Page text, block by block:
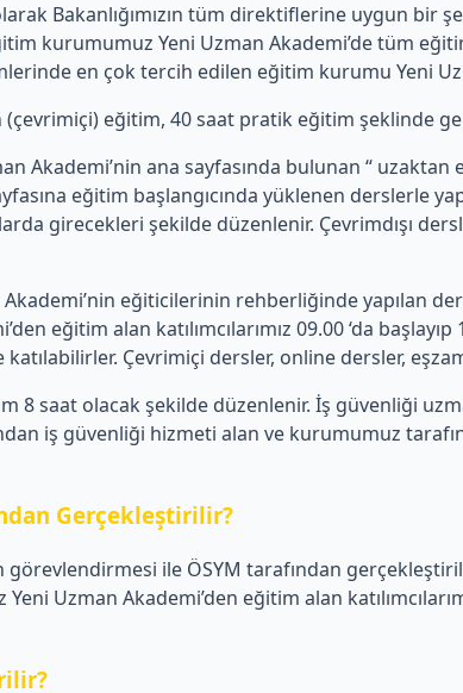
Bakanlığımızın tüm direktiflerine uygun bir
kurumumuz Yeni Uzman Akademi’de tüm
en çok tercih edilen eğitim kurumu Yeni
(çevrimiçi) eğitim, 40 saat pratik eğitim şeklinde
Akademi’nin ana sayfasında bulunan “ uzaktan
eğitim başlangıcında yüklenen derslerle
girecekleri şekilde düzenlenir. Çevrimdışı
eğiticilerinin rehberliğinde yapılan
eğitim alan katılımcılarımız 09.00 ‘da
Çevrimiçi dersler, online dersler,
8 saat olacak şekilde düzenlenir. İş güvenliği
iş güvenliği hizmeti alan ve kurumumuz
Gerçekleştirilir?
görevlendirmesi ile ÖSYM tarafından
Uzman Akademi’den eğitim alan